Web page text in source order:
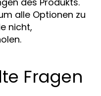
alle Optionen zu
nicht,
Fragen